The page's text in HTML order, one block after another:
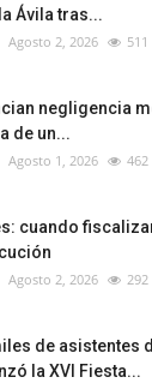
Ávila tras...
Agosto 2, 2026 511
negligencia
de un...
Agosto 1, 2026 462
cuando
Agosto 2, 2026 292
de asistentes
la XVI Fiesta...